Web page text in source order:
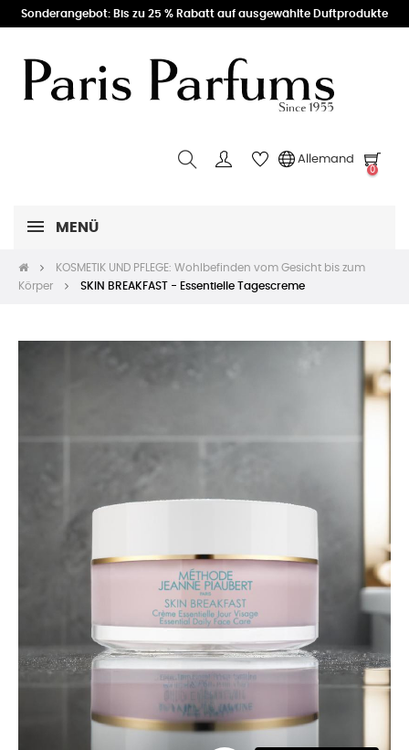
Sonderangebot: Bis zu 25 % Rabatt auf ausgewählte Duftprodukte
Allemand
0
MENÜ
KOSMETIK UND PFLEGE: Wohlbefinden vom Gesicht bis zum
Körper
SKIN BREAKFAST - Essentielle Tagescreme